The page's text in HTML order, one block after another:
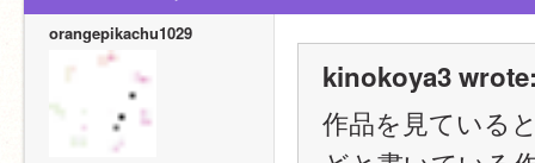
orangepikachu1029
kinokoya3
作品を見ている